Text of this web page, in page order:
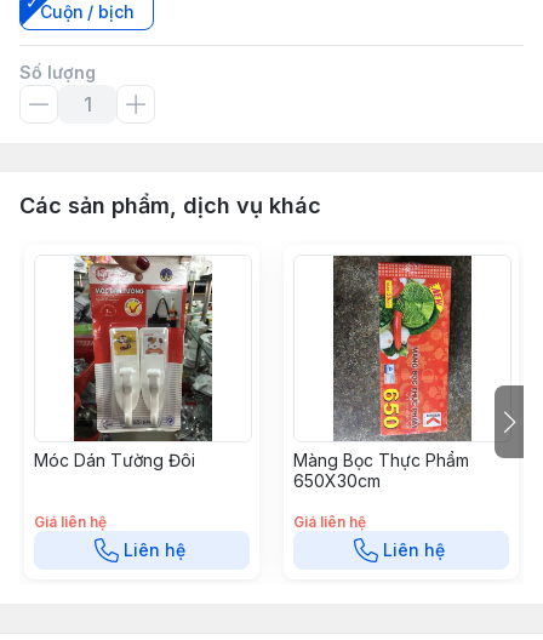
Cuộn / bịch
Số lượng
Các sản phẩm, dịch vụ khác
Móc Dán Tường Đôi
Giá liên hệ
Liên hệ
Màng Bọc Thực Phẩm
650X30cm
Giá liên hệ
Liên hệ